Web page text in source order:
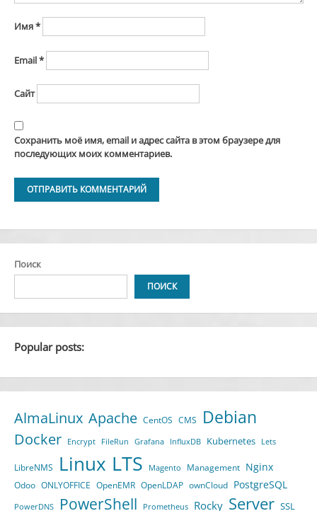
Имя*
Email*
Сайт
Сохранить моё имя, email и адрес сайта в этом браузере для
последующих моих комментариев.
Поиск
ПОИСК
Popular posts:
AlmaLinux Apache CentOS CMS Debian
Docker Encrypt FileRun Grafana InfluxDB Kubernetes Lets
LibreNMS Linux LTS Magento Management Nginx
Odoo ONLYOFFICE OpenEMR OpenLDAP ownCloud PostgreSQL
PowerDNS PowerShell Prometheus Rocky Server SSL